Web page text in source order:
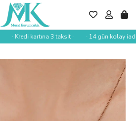
· Kredi kartına 3 taksit · · 14 gün kolay iade